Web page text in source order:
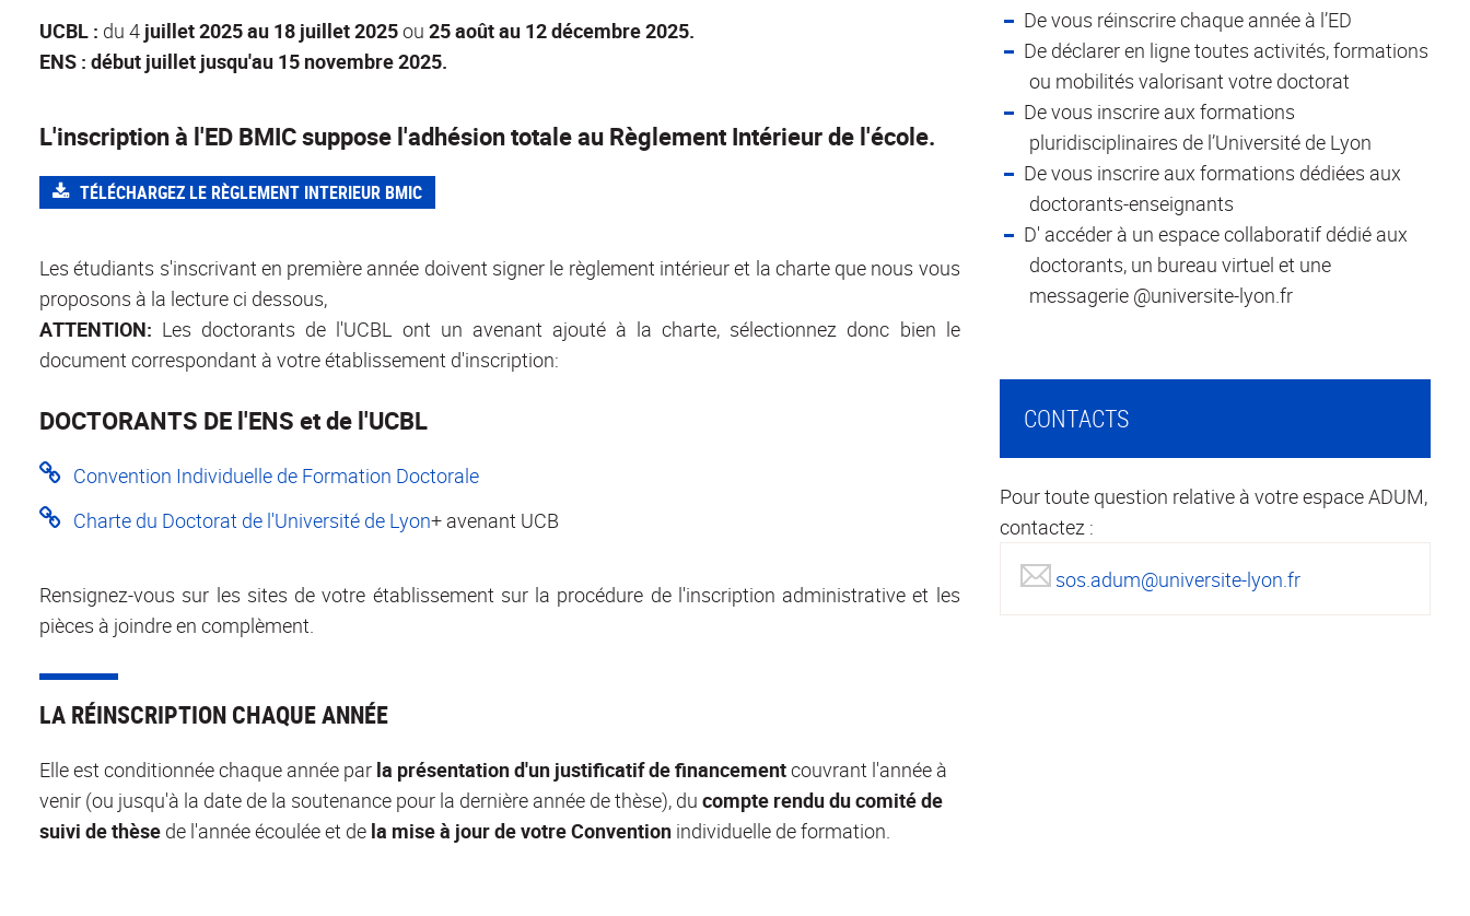
UCBL : du 4 juillet 2025 au 18 juillet 2025ou 25 août au 12 décembre 2025.
ENS : début juillet jusqu'au 15 novembre 2025.
L'inscription à l'ED BMIC suppose l'adhésion totale au Règlement Intérieur de l'école.
TÉLÉCHARGEZ LE RÈGLEMENT INTERIEUR BMIC
Les étudiants s'inscrivant en première année doivent signer le règlement intérieur et la charte que nous vous
proposons à la lecture ci dessous,
ATTENTION: Les doctorants de l'UCBL ont un avenant ajouté à la charte, sélectionnez donc bien le
document correspondant à votre établissement d'inscription:
DOCTORANTS DE l'ENS et de l'UCBL
Convention Individuelle de Formation Doctorale
Charte du Doctorat de l'Université de Lyon+ avenant UCB
Rensignez-vous sur les sites de votre établissement sur la procédure de l'inscription administrative et les
pièces à joindre en complèment.
LA RÉINSCRIPTION CHAQUE ANNÉE
Elle est conditionnée chaque année par la présentation d'un justificatif de financementcouvrant l'année à
venir (ou jusqu'à la date de la soutenance pour la dernière année de thèse), du compte rendu du comité de
suivi de thèse de l'année écoulée et de la mise à jour de votre Convention individuelle de formation.
De vous réinscrire chaque année à l’ED
De déclarer en ligne toutes activités, formations
ou mobilités valorisant votre doctorat
De vous inscrire aux formations
pluridisciplinaires de l’Université de Lyon
De vous inscrire aux formations dédiées aux
doctorants-enseignants
D' accéder à un espace collaboratif dédié aux
doctorants, un bureau virtuel et une
messagerie @universite-lyon.fr
CONTACTS
Pour toute question relative à votre espace ADUM,
contactez :
sos.adum@universite-lyon.fr